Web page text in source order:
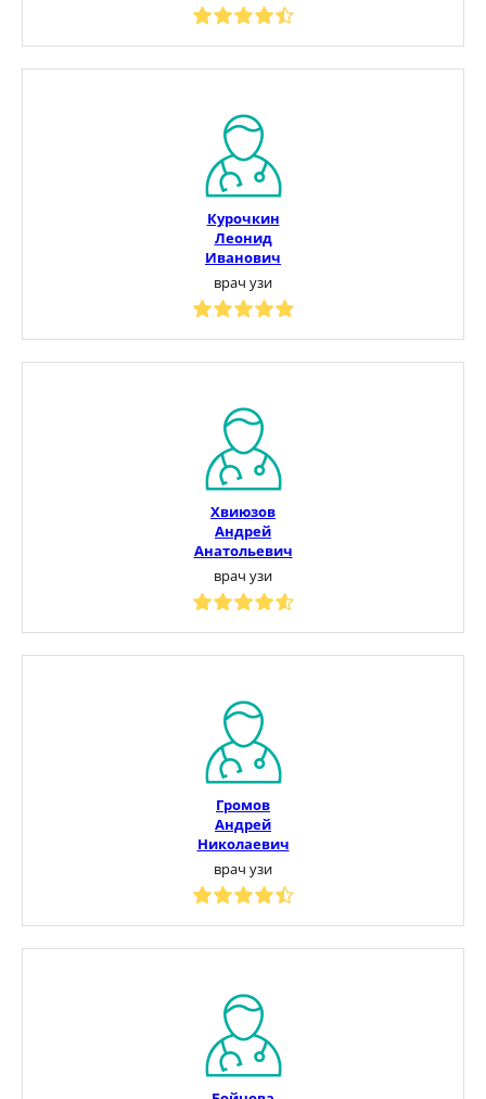
Курочкин
Леонид
Иванович
врач узи
Хвиюзов
Андрей
Анатольевич
врач узи
Громов
Андрей
Николаевич
врач узи